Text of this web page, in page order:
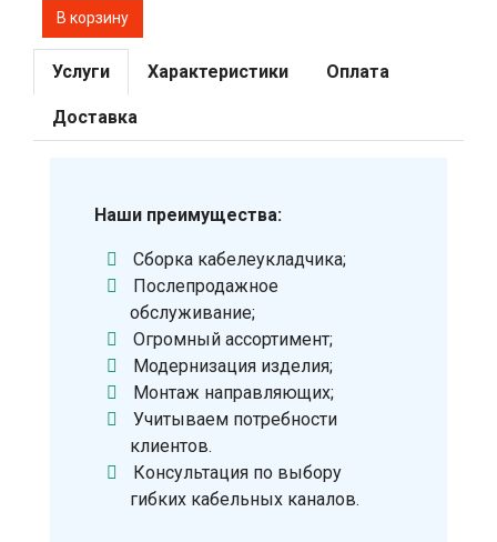
Услуги Характеристики Оплата
Доставка
Наши преимущества:
Сборка кабелеукладчика;
Послепродажное
обслуживание;
Огромный ассортимент;
Модернизация изделия;
Монтаж направляющих;
Учитываем потребности
клиентов.
Консультация по выбору
гибких кабельных каналов.